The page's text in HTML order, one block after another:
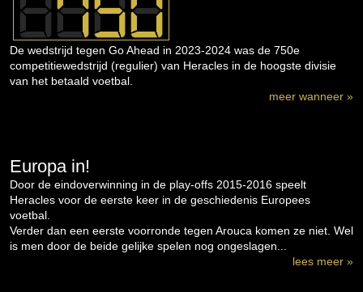
De wedstrijd tegen Go Ahead in 2023-2024 was de 750e
competitiewedstrijd (regulier) van Heracles in de hoogste divisie
van het betaald voetbal.
meer wanneer »
Europa in!
Door de eindoverwinning in de play-offs 2015-2016 speelt
Heracles voor de eerste keer in de geschiedenis Europees
voetbal.
Verder dan een eerste voorronde tegen Arouca komen ze niet. Wel
is men door de beide gelijke spelen nog ongeslagen...
lees meer »